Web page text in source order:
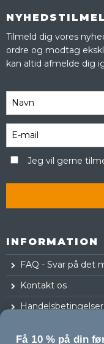
Tilmeld dig vores
ordre og modtag
kan altid afmelde dig
Jeg vil gerne
INFORMATION
FAQ - Svar på det
Kontakt os
Handelsbetingelser
Få 10 % på din